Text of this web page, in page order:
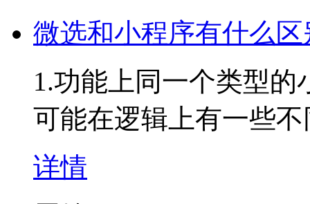
微选和小程序有什么
1.功能上同一个类型
可能在逻辑上有一些
详情